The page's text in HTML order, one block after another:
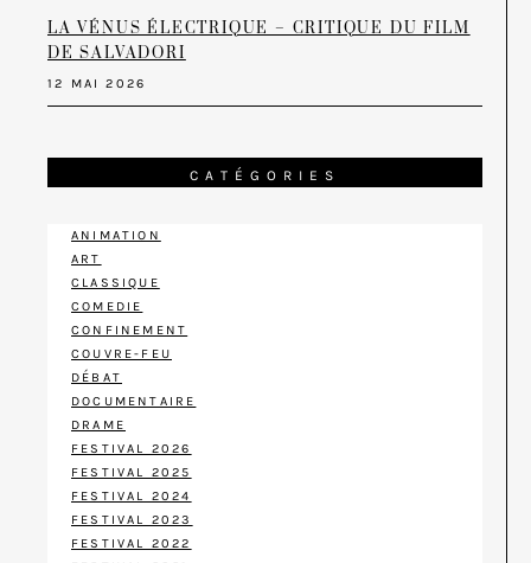
LA VÉNUS ÉLECTRIQUE – CRITIQUE DU FILM
DE SALVADORI
12 MAI 2026
CATÉGORIES
ANIMATION
ART
CLASSIQUE
COMEDIE
CONFINEMENT
COUVRE-FEU
DÉBAT
DOCUMENTAIRE
DRAME
FESTIVAL 2026
FESTIVAL 2025
FESTIVAL 2024
FESTIVAL 2023
FESTIVAL 2022